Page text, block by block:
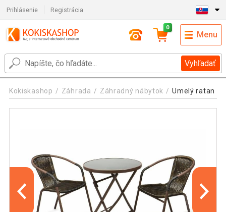
Prihlásenie Registrácia
Vyhľadať
0
Menu
Kokiskashop Záhrada Záhradný nábytok Umelý ratan